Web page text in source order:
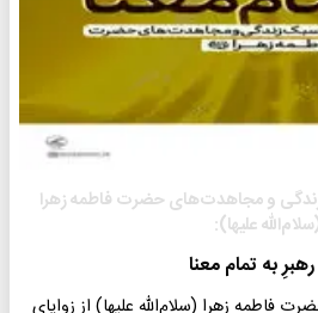
و مجاهدت‌های حضرت فاطمه زهرا
علیها):
به تمام معنا